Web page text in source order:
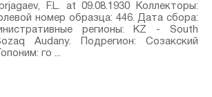
F.L. at 09.08.1930 Коллекторы:
номер образца: 446. Дата сбора:
регионы: KZ - South
Audany. Подрегион: Созакский
го ...